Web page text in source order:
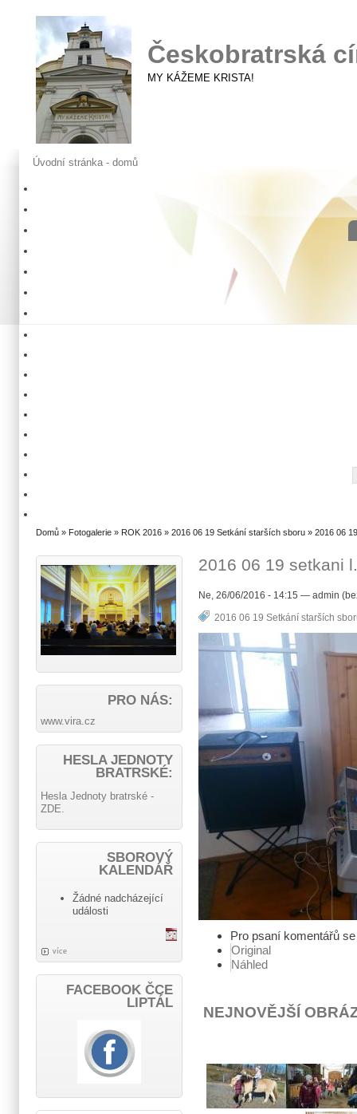
Českobratrská
MY KÁŽEME KRISTA!
Úvodní stránka - domů
Domů » Fotogalerie » ROK 2016 » 2016 06 19 Setkání starších sboru » 2016 06
2016 06 19 setkani
Ne, 26/06/2016 - 14:15 — admin
2016 06 19 Setkání starších
Pro psaní komentářů
Original
Náhled
NEJNOVĚJŠÍ
PRO NÁS:
www.vira.cz
HESLA JEDNOTY
BRATRSKÉ:
Hesla Jednoty bratrské -
ZDE.
SBOROVÝ
KALENDÁŘ
Žádné nadcházející
události
více
FACEBOOK ČCE
LIPTÁL